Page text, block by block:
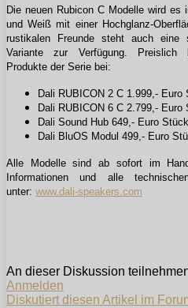
Die neuen Rubicon C Modelle wird es
und Weiß mit einer Hochglanz-
rustikalen Freunde steht auch eine
Variante zur Verfügung. Preislich
Produkte der Serie bei:
Dali RUBICON 2 C 1.999,- Euro
Dali RUBICON 6 C 2.799,- Euro
Dali Sound Hub 649,- Euro
Dali BluOS Modul 499,- Euro
Alle Modelle sind ab sofort im
Informationen und alle
unter: www.dali-speakers.com
An dieser Diskussion
Anmelden
Diskutiert diesen Artikel im